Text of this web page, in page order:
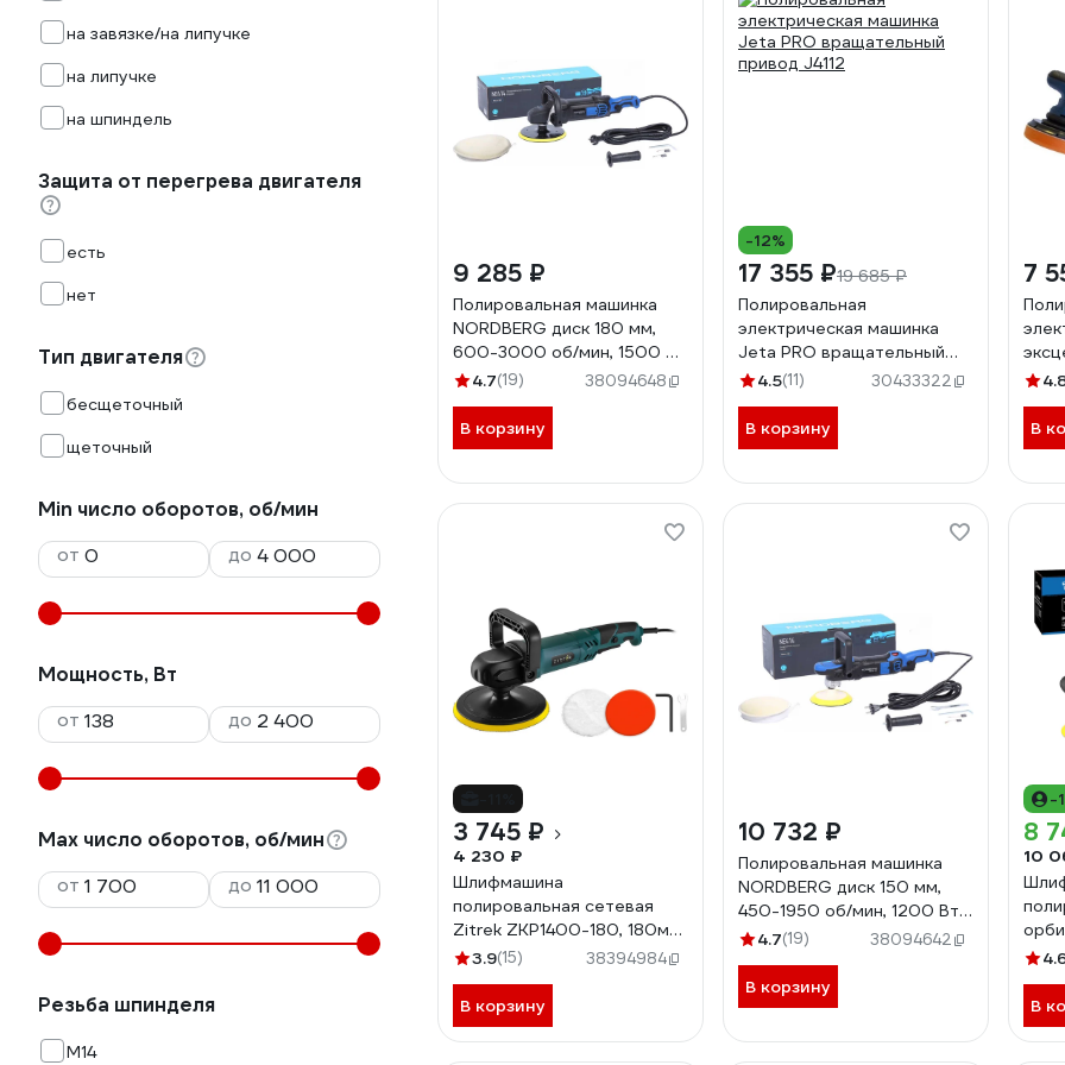
на завязке/на липучке
на липучке
на шпиндель
Защита от перегрева двигателя
есть
нет
Тип двигателя
бесщеточный
щеточный
Min число оборотов, об/мин
от
до
Мощность, Вт
от
до
Max число оборотов, об/мин
от
до
Резьба шпинделя
М14
9 285 ₽
Полировальная машинка
NORDBERG диск 180 мм,
600-3000 об/мин, 1500 Вт
NE414-180
4.7(19) 38094648
В корзину
-12%
17 355 ₽19 685 ₽
Полировальная
электрическая машинка
Jeta PRO вращательный
привод J4112
4.5(11) 30433322
В корзину
7
В
3 745 ₽
4 230 ₽
Шлифмашина
полировальная сетевая
Zitrek ZKP1400-180, 180мм,
1400 Вт 085-1038
3.9(15) 38394984
В корзину
10 732 ₽
Полировальная машинка
NORDBERG диск 150 мм,
450-1950 об/мин, 1200 Вт
NE414-150
4.7(19) 38094642
В корзину
-
8
10
В